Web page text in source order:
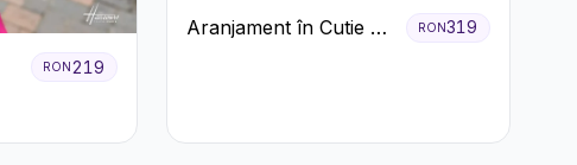
RON219
Aranjament în Cutie cu
RON319